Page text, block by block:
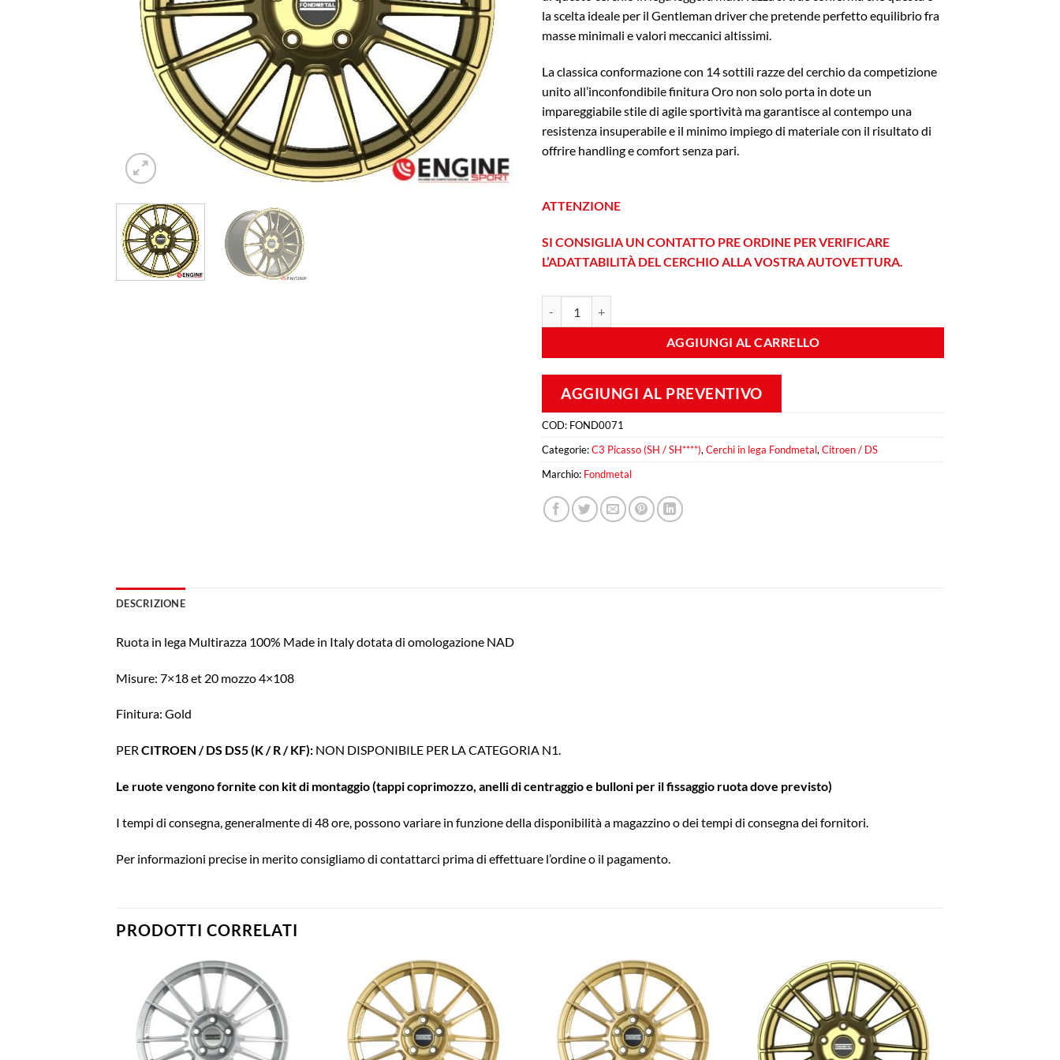
la scelta ideale per il Gentleman driver che pretende perfetto equilibrio fra
masse minimali e valori meccanici altissimi.
La classica conformazione con 14 sottili razze del cerchio da competizione
unito all’inconfondibile finitura Oro non solo porta in dote un
impareggiabile stile di agile sportività ma garantisce al contempo una
resistenza insuperabile e il minimo impiego di materiale con il risultato di
offrire handling e comfort senza pari.
ATTENZIONE
SI CONSIGLIA UN CONTATTO PRE ORDINE PER VERIFICARE
L’ADATTABILITÀ DEL CERCHIO ALLA VOSTRA AUTOVETTURA.
AGGIUNGI AL CARRELLO
AGGIUNGI AL PREVENTIVO
COD: FOND0071
Categorie:C3 Picasso (SH / SH****), Cerchi in lega Fondmetal, Citroen / DS
Marchio: Fondmetal
DESCRIZIONE
Ruota in lega Multirazza 100% Made in Italy dotata di omologazione NAD
Misure: 7×18 et 20 mozzo 4×108
Finitura: Gold
PER CITROEN / DS DS5 (K / R / KF): NON DISPONIBILE PER LA CATEGORIA N1.
Le ruote vengono fornite con kit di montaggio (tappi coprimozzo, anelli di centraggio e bulloni per il fissaggio ruota dove previsto)
I tempi di consegna, generalmente di 48 ore, possono variare in funzione della disponibilità a magazzino o dei tempi di consegna dei fornitori.
Per informazioni precise in merito consigliamo di contattarci prima di effettuare l’ordine o il pagamento.
PRODOTTI CORRELATI
Aggiungi
alla lista
dei
desideri
Aggiungi
alla lista
dei
desideri
Aggiungi
alla lista
dei
desideri
Aggiungi
alla lista
dei
desideri